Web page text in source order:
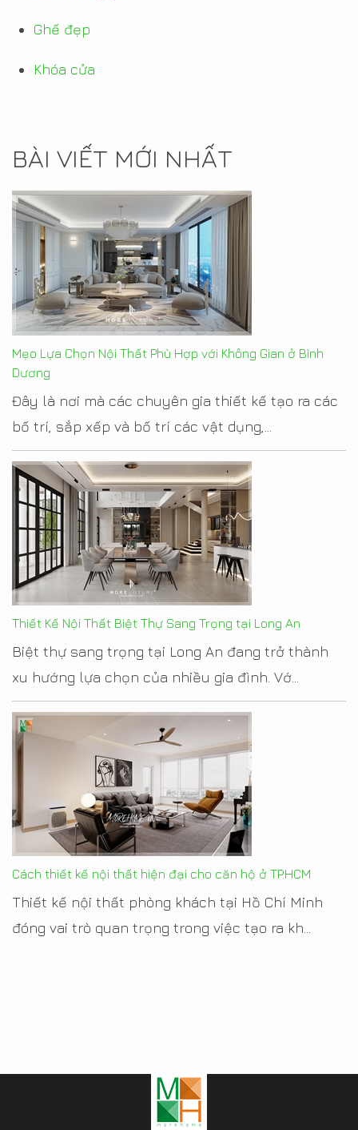
Ghế đẹp
Khóa cửa
BÀI VIẾT MỚI NHẤT
Mẹo Lựa Chọn Nội Thất Phù Hợp với Không Gian ở Bình
Dương
Đây là nơi mà các chuyên gia thiết kế tạo ra các
bố trí, sắp xếp và bố trí các vật dụng,...
Thiết Kế Nội Thất Biệt Thự Sang Trọng tại Long An
Biệt thự sang trọng tại Long An đang trở thành
xu hướng lựa chọn của nhiều gia đình. Vớ...
Cách thiết kế nội thất hiện đại cho căn hộ ở TP.HCM
Thiết kế nội thất phòng khách tại Hồ Chí Minh
đóng vai trò quan trọng trong việc tạo ra kh...